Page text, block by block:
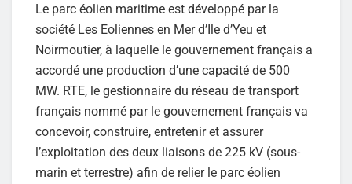
Le parc éolien maritime est développé par la
société Les Eoliennes en Mer d’Ile d’Yeu et
Noirmoutier, à laquelle le gouvernement français a
accordé une production d’une capacité de 500
MW. RTE, le gestionnaire du réseau de transport
français nommé par le gouvernement français va
concevoir, construire, entretenir et assurer
l’exploitation des deux liaisons de 225 kV (sous-
marin et terrestre) afin de relier le parc éolien